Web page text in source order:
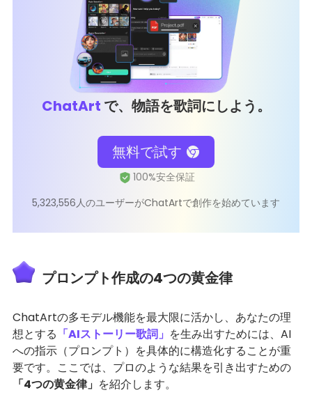
ChatArt で、物語を歌詞にしよう。
無料で試す
5,323,556人のユーザーがChatArtで創作を始めています
プロンプト作成の4つの黄金律
ChatArtの多モデル機能を最大限に活かし、あなたの理
想とする 「AIストーリー歌詞」 を生み出すためには、AI
への指示（プロンプト）を具体的に構造化することが重
要です。ここでは、プロのような結果を引き出すための
「4つの黄金律」 を紹介します。